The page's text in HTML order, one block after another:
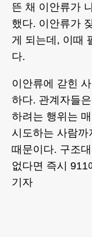
뜬 채 이안류가
했다. 이안류가
게 되는데, 이때
다.
이안류에 갇힌
하다. 관계자들
하려는 행위는
시도하는 사람까
때문이다. 구조
없다면 즉시 911
기자